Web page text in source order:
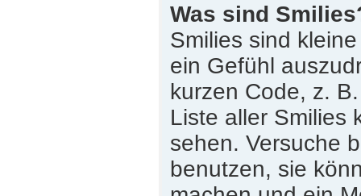
Was sind
Smilies sind
ein Gefühl
kurzen Code, z.
Liste aller Smilies
sehen. Versuche
benutzen, sie